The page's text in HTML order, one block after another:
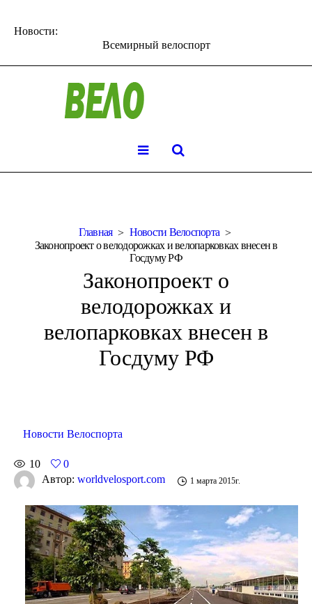
Новости:
Всемирный велоспорт
Главная
Новости Велоспорта
Законопроект о велодорожках и велопарковках внесен в
Госдуму РФ
Законопроект о
велодорожках и
велопарковках внесен в
Госдуму РФ
Новости Велоспорта
10
0
Автор: worldvelosport.com 1 марта 2015г.